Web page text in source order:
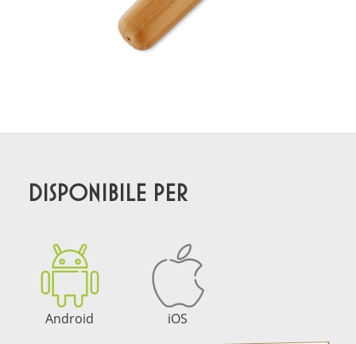
DISPONIBILE PER
Android iOS